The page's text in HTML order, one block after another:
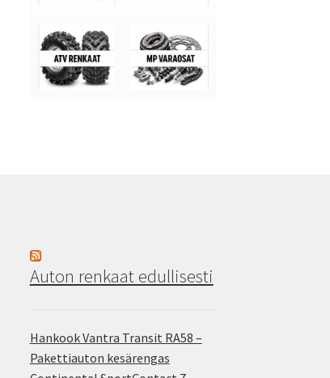
Auton renkaat edullisesti
Hankook Vantra Transit RA58 –
Pakettiauton kesärengas